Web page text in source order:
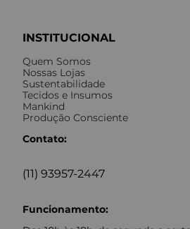
INSTITUCIONAL
Quem Somos
Nossas Lojas
Sustentabilidade
Tecidos e Insumos
Mankind
Produção Consciente
Contato:
(11) 93957-2447
Funcionamento: